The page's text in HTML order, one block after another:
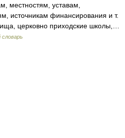
местностям, уставам,
источникам финансирования и т.
церковно приходские школы,…